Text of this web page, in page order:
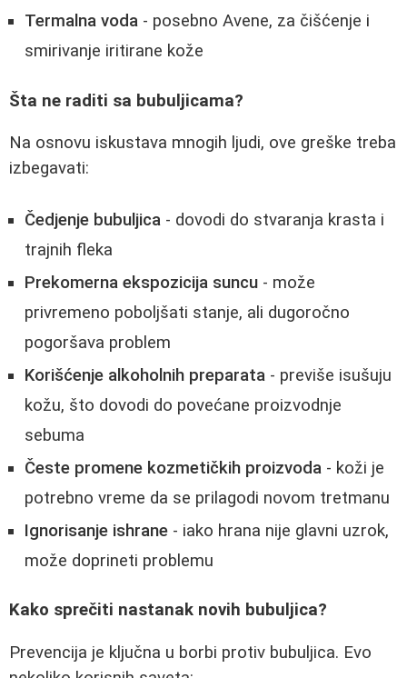
Termalna voda - posebno Avene, za čišćenje i
smirivanje iritirane kože
Šta ne raditi sa bubuljicama?
Na osnovu iskustava mnogih ljudi, ove greške treba
izbegavati:
Čedjenje bubuljica - dovodi do stvaranja krasta i
trajnih fleka
Prekomerna ekspozicija suncu - može
privremeno poboljšati stanje, ali dugoročno
pogoršava problem
Korišćenje alkoholnih preparata - previše isušuju
kožu, što dovodi do povećane proizvodnje
sebuma
Česte promene kozmetičkih proizvoda - koži je
potrebno vreme da se prilagodi novom tretmanu
Ignorisanje ishrane - iako hrana nije glavni uzrok,
može doprineti problemu
Kako sprečiti nastanak novih bubuljica?
Prevencija je ključna u borbi protiv bubuljica. Evo